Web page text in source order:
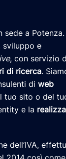
sede a
sviluppo e
, con servizio
di ricerca.
di web
tuo sito o del
e la
dell’IVA,